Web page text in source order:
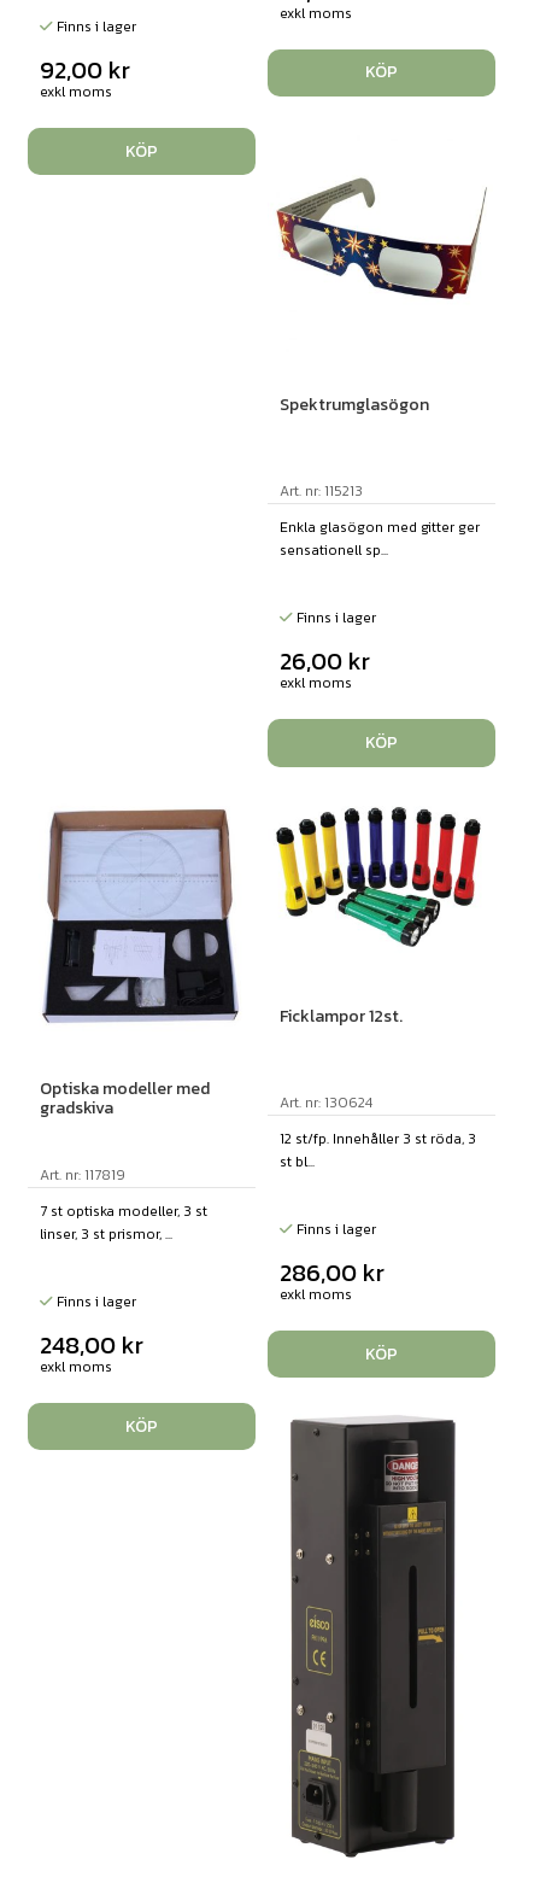
Finns i lager
92,00 kr
exkl moms
KÖP
exkl moms
KÖP
Spektrumglasögon
Art. nr: 115213
Enkla glasögon med gitter ger
sensationell sp...
Finns i lager
26,00 kr
exkl moms
KÖP
Optiska modeller med
gradskiva
Art. nr: 117819
7 st optiska modeller, 3 st
linser, 3 st prismor, ...
Finns i lager
248,00 kr
exkl moms
KÖP
Ficklampor 12st.
Art. nr: 130624
12 st/fp. Innehåller 3 st röda, 3
st bl...
Finns i lager
286,00 kr
exkl moms
KÖP